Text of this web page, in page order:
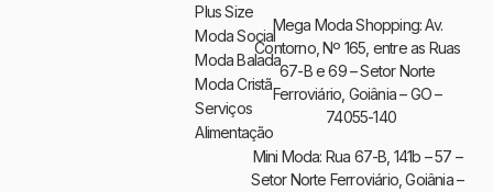
Plus Size
Moda Social
Moda Balada
Moda Cristã
Serviços
Alimentação
Mega Moda Shopping: Av.
Contorno, Nº 165, entre as Ruas
67-B e 69 – Setor Norte
Ferroviário, Goiânia – GO –
74055-140
Mini Moda: Rua 67-B, 141b – 57 –
Setor Norte Ferroviário, Goiânia –